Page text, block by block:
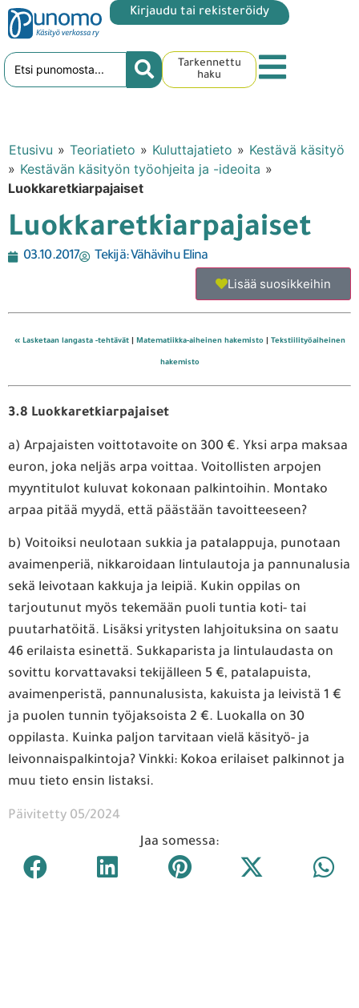
Kirjaudu tai rekisteröidy
Tarkennettu
haku
Etusivu » Teoriatieto » Kuluttajatieto » Kestävä käsityö
» Kestävän käsityön työohjeita ja -ideoita »
Luokkaretkiarpajaiset
Luokkaretkiarpajaiset
03.10.2017 Tekijä:Vähävihu Elina
Lisää suosikkeihin
« Lasketaan langasta -tehtävät| Matematiikka-aiheinen hakemisto| Tekstiilityöaiheinen
hakemisto
3.8 Luokkaretkiarpajaiset
a) Arpajaisten voittotavoite on 300 €. Yksi arpa maksaa
euron, joka neljäs arpa voittaa. Voitollisten arpojen
myyntitulot kuluvat kokonaan palkintoihin. Montako
arpaa pitää myydä, että päästään tavoitteeseen?
b) Voitoiksi neulotaan sukkia ja patalappuja, punotaan
avaimenperiä, nikkaroidaan lintulautoja ja pannunalusia
sekä leivotaan kakkuja ja leipiä. Kukin oppilas on
tarjoutunut myös tekemään puoli tuntia koti- tai
puutarhatöitä. Lisäksi yritysten lahjoituksina on saatu
46 erilaista esinettä. Sukkaparista ja lintulaudasta on
sovittu korvattavaksi tekijälleen 5 €, patalapuista,
avaimenperistä, pannunalusista, kakuista ja leivistä 1 €
ja puolen tunnin työjaksoista 2 €. Luokalla on 30
oppilasta. Kuinka paljon tarvitaan vielä käsityö- ja
leivonnaispalkintoja? Vinkki: Kokoa erilaiset palkinnot ja
muu tieto ensin listaksi.
Päivitetty 05/2024
Jaa somessa: